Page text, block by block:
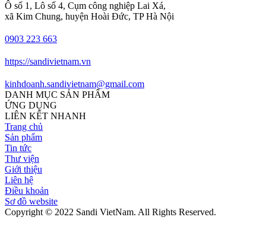
Ô số 1, Lô số 4, Cụm công nghiệp Lai Xá,
xã Kim Chung, huyện Hoài Đức, TP Hà Nội
0903 223 663
https://sandivietnam.vn
kinhdoanh.sandivietnam@gmail.com
DANH MỤC SẢN PHẨM
ỨNG DỤNG
LIÊN KẾT NHANH
Trang chủ
Sản phẩm
Tin tức
Thư viện
Giới thiệu
Liên hệ
Điều khoản
Sơ đồ website
Copyright © 2022 Sandi VietNam. All Rights Reserved.